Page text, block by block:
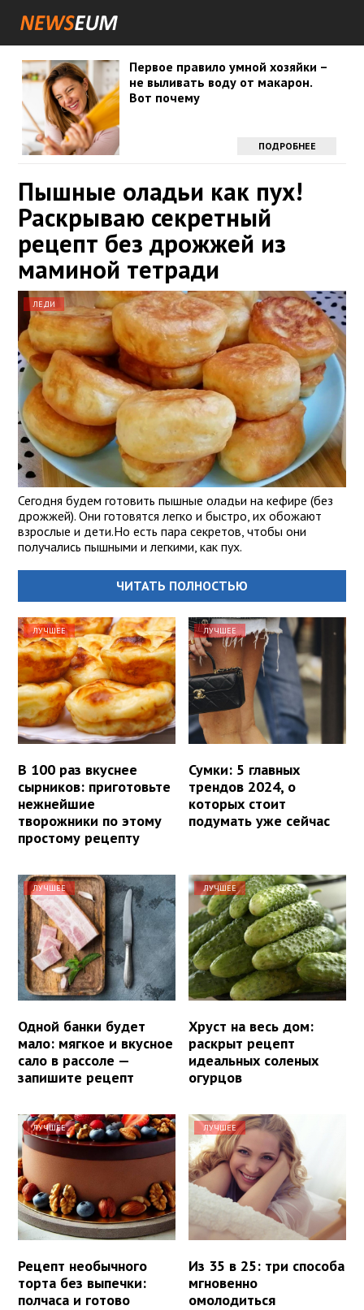
Первое правило умной хозяйки –
не выливать воду от макарон.
Вот почему
ПОДРОБНЕЕ
Пышные оладьи как пух!
Раскрываю секретный
рецепт без дрожжей из
маминой тетради
ЛЕДИ
Сегодня будем готовить пышные оладьи на кефире (без
дрожжей). Они готовятся легко и быстро, их обожают
взрослые и дети.Но есть пара секретов, чтобы они
получались пышными и легкими, как пух.
ЧИТАТЬ ПОЛНОСТЬЮ
ЛУЧШЕЕ
В 100 раз вкуснее
сырников: приготовьте
нежнейшие
творожники по этому
простому рецепту
ЛУЧШЕЕ
Сумки: 5 главных
трендов 2024, о
которых стоит
подумать уже сейчас
ЛУЧШЕЕ
Одной банки будет
мало: мягкое и вкусное
сало в рассоле —
запишите рецепт
ЛУЧШЕЕ
Хруст на весь дом:
раскрыт рецепт
идеальных соленых
огурцов
ЛУЧШЕЕ
Рецепт необычного
торта без выпечки:
полчаса и готово
ЛУЧШЕЕ
Из 35 в 25: три способа
мгновенно
омолодиться